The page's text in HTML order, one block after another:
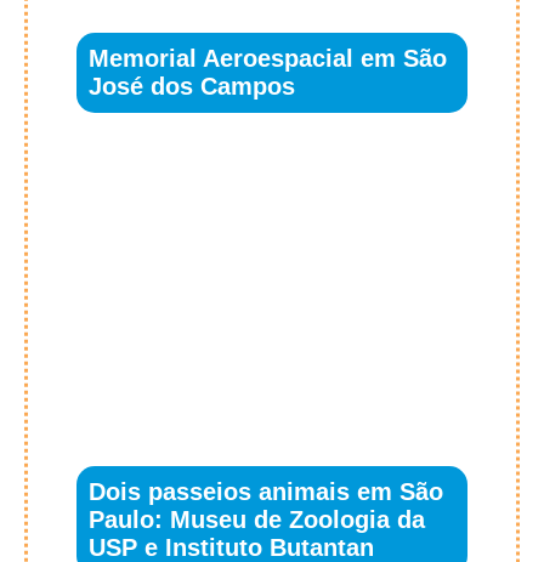
Memorial Aeroespacial em São
José dos Campos
Dois passeios animais em São
Paulo: Museu de Zoologia da
USP e Instituto Butantan